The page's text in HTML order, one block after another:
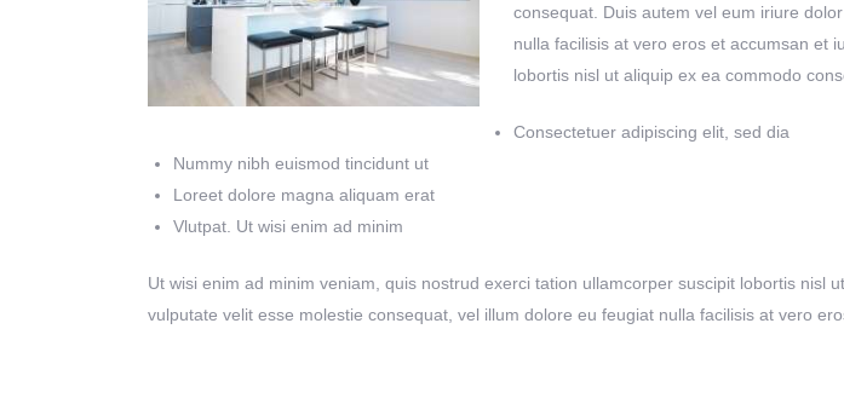
consequat. Duis autem vel eum iriure
nulla facilisis at vero eros et accumsan et
lobortis nisl ut aliquip ex ea commodo
Consectetuer adipiscing elit, sed dia
Nummy nibh euismod tincidunt ut
Loreet dolore magna aliquam erat
Vlutpat. Ut wisi enim ad minim
Ut wisi enim ad minim veniam, quis nostrud exerci tation ullamcorper suscipit lobortis
vulputate velit esse molestie consequat, vel illum dolore eu feugiat nulla facilisis at vero